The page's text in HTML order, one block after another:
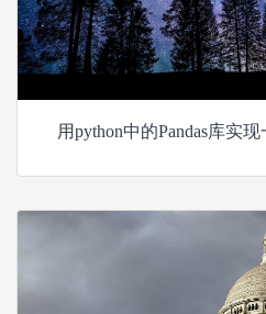
用python中的Pandas库实